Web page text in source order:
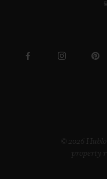
© 2026
property